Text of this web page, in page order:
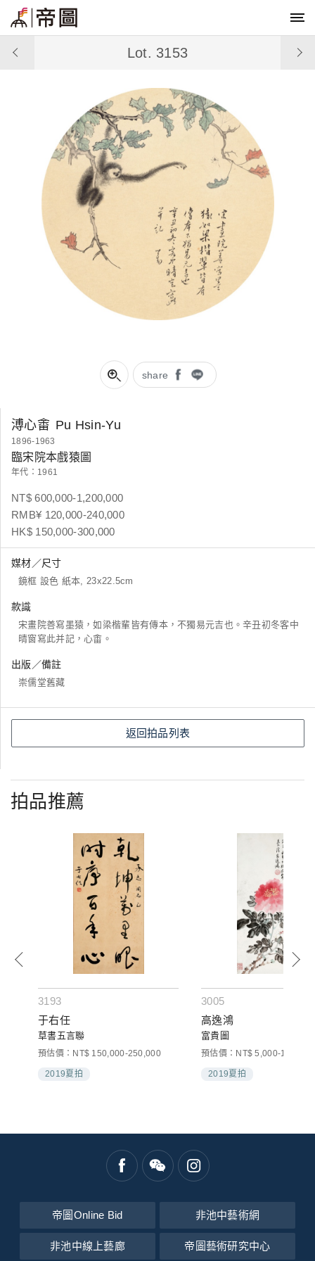
share
Lot. 3153
溥心畬 Pu Hsin-Yu
1896-1963
臨宋院本戲猿圖
年代：1961
NT$ 600,000-1,200,000
RMB¥ 120,000-240,000
HK$ 150,000-300,000
媒材／尺寸
鏡框 設色 紙本, 23x22.5cm
款識
宋畫院善寫墨猿，如梁楷輩皆有傳本，不獨易元吉也。辛丑初冬客中
晴窗寫此并記，心畬。
出版／備註
崇儒堂舊藏
返回拍品列表
拍品推薦
3193
于右任
草書五言聯
預估價：NT$ 150,000-250,000
2019夏拍
3005
高逸鴻
富貴圖
預估價：NT$ 5,000-10,000
2019夏拍
帝圖Online Bid 非池中藝術網
非池中線上藝廊 帝圖藝術研究中心